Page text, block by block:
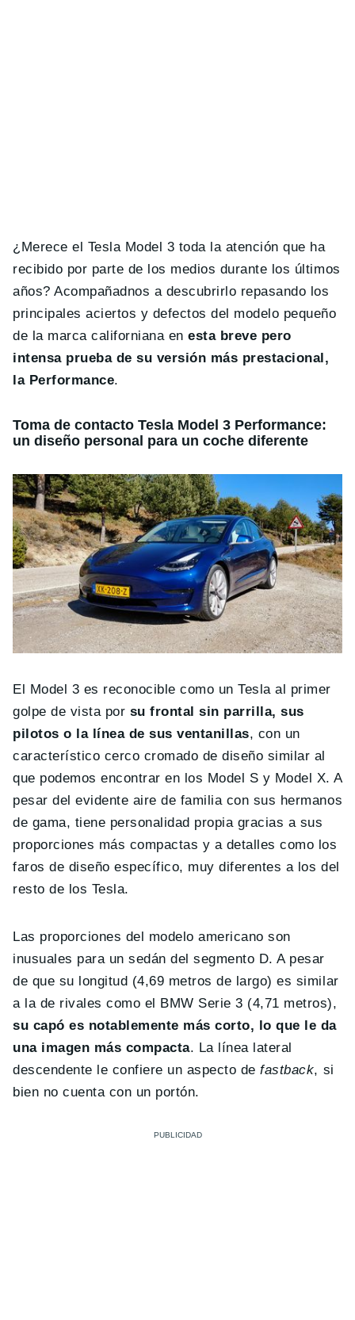
¿Merece el Tesla Model 3 toda la atención que ha
recibido por parte de los medios durante los últimos
años? Acompañadnos a descubrirlo repasando los
principales aciertos y defectos del modelo pequeño
de la marca californiana enesta breve pero
intensa prueba de su versión más prestacional,
la Performance.
Toma de contacto Tesla Model 3 Performance:
un diseño personal para un coche diferente
El Model 3 es reconocible como un Tesla al primer
golpe de vista por su frontal sin parrilla, sus
pilotos o la línea de sus ventanillas, con un
característico cerco cromado de diseño similar al
que podemos encontrar en los Model S y Model X. A
pesar del evidente aire de familia con sus hermanos
de gama, tiene personalidad propia gracias a sus
proporciones más compactas y a detalles como los
faros de diseño específico, muy diferentes a los del
resto de los Tesla.
Las proporciones del modelo americano son
inusuales para un sedán del segmento D. A pesar
de que su longitud (4,69 metros de largo) es similar
a la de rivales como el BMW Serie 3 (4,71 metros),
su capó es notablemente más corto, lo que le da
una imagen más compacta. La línea lateral
descendente le confiere un aspecto defastback, si
bien no cuenta con un portón.